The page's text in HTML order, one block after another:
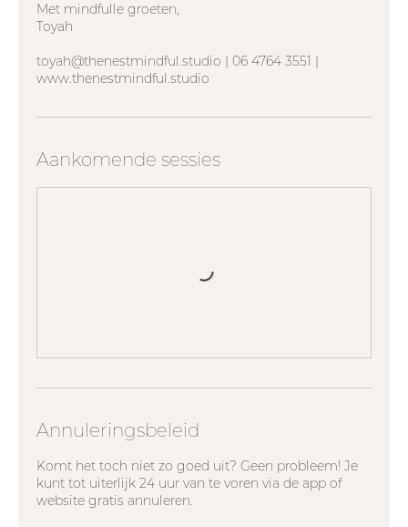
Met mindfulle groeten,
Toyah
toyah@thenestmindful.studio | 06 4764 3551 |
www.thenestmindful.studio
Aankomende sessies
Annuleringsbeleid
Komt het toch niet zo goed uit? Geen probleem! Je
kunt tot uiterlijk 24 uur van te voren via de app of
website gratis annuleren.